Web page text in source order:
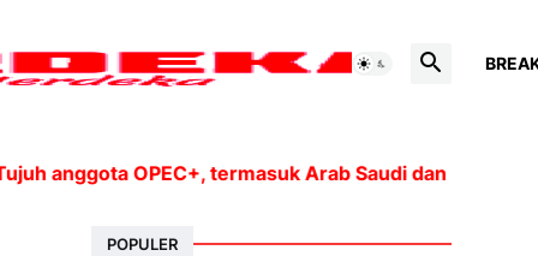
OPEC+, termasuk Arab Saudi dan Rusia, akan
POPULER